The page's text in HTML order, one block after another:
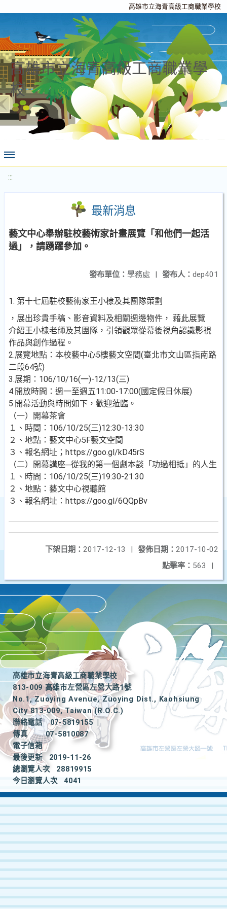
高雄市立海青高級工商職業學校
高雄市立海青高級工商職業學
校
:::
最新消息
藝文中心舉辦駐校藝術家計畫展覽「和他們一起活
過」，請踴躍參加。
發布人： dep401
發布單位： 學務處 |
1. 第十七屆駐校藝術家王小棣及其團隊策劃
，展出珍貴手稿、影音資料及相關週邊物件， 藉此展覽
介紹王小棣老師及其團隊，引領觀眾從幕後視角認識影視
作品與創作過程。
2.展覽地點：本校藝中心5樓藝文空間(臺北市文山區指南路
二段64號)
3.展期：106/10/16(一)-12/13(三)
4.開放時間：週一至週五11:00-17:00(國定假日休展)
5.開幕活動與時間如下，歡迎蒞臨。
（一）開幕茶會
１、時間：106/10/25(三)12:30-13:30
２、地點：藝文中心5F藝文空間
３、報名網址；https://goo.gl/kD45rS
（二）開幕講座─從我的第一個劇本談「功過相抵」的人生
１、時間：106/10/25(三)19:30-21:30
２、地點：藝文中心視聽館
３、報名網址：https://goo.gl/6QQpBv
發佈日期： 2017-10-02
下架日期： 2017-12-13
|
點擊率： 563 |
高雄市立海青高級工商職業學校
813-009 高雄市左營區左營大路1號
No.1, Zuoying Avenue, Zuoying Dist., Kaohsiung
City 813-009, Taiwan (R.O.C.)
聯絡電話
07-5819155
|
傳真
07-5810087
電子信箱
最後更新
2019-11-26
總瀏覽人次
28819915
今日瀏覽人次
4041